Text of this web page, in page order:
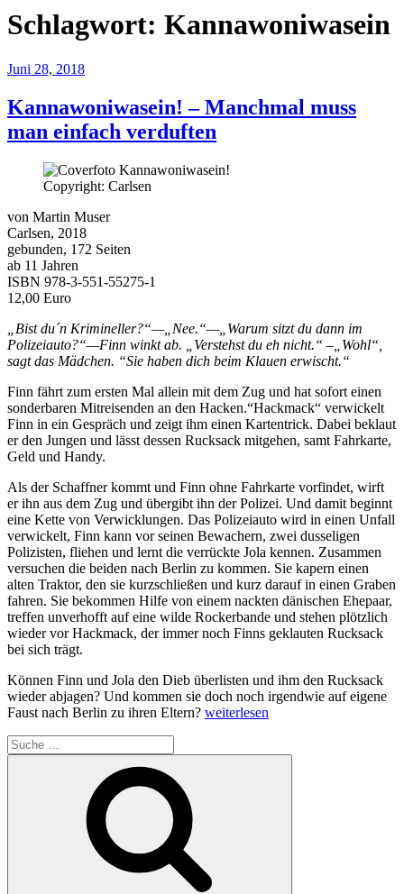
Schlagwort: Kannawoniwasein
Veröffentlicht
Juni 28, 2018
Kannawoniwasein! – Manchmal muss
man einfach verduften
Copyright: Carlsen
von Martin Muser
Carlsen, 2018
gebunden, 172 Seiten
ab 11 Jahren
ISBN 978-3-551-55275-1
12,00 Euro
„Bist du´n Krimineller?“—„Nee.“—„Warum sitzt du dann im
Polizeiauto?“—Finn winkt ab. „Verstehst du eh nicht.“ –„Wohl“,
sagt das Mädchen. “Sie haben dich beim Klauen erwischt.“
Finn fährt zum ersten Mal allein mit dem Zug und hat sofort einen
sonderbaren Mitreisenden an den Hacken.“Hackmack“ verwickelt
Finn in ein Gespräch und zeigt ihm einen Kartentrick. Dabei beklaut
er den Jungen und lässt dessen Rucksack mitgehen, samt Fahrkarte,
Geld und Handy.
Als der Schaffner kommt und Finn ohne Fahrkarte vorfindet, wirft
er ihn aus dem Zug und übergibt ihn der Polizei. Und damit beginnt
eine Kette von Verwicklungen. Das Polizeiauto wird in einen Unfall
verwickelt, Finn kann vor seinen Bewachern, zwei dusseligen
Polizisten, fliehen und lernt die verrückte Jola kennen. Zusammen
versuchen die beiden nach Berlin zu kommen. Sie kapern einen
alten Traktor, den sie kurzschließen und kurz darauf in einen Graben
fahren. Sie bekommen Hilfe von einem nackten dänischen Ehepaar,
treffen unverhofft auf eine wilde Rockerbande und stehen plötzlich
wieder vor Hackmack, der immer noch Finns geklauten Rucksack
bei sich trägt.
Können Finn und Jola den Dieb überlisten und ihm den Rucksack
wieder abjagen? Und kommen sie doch noch irgendwie auf eigene
Faust nach Berlin zu ihren Eltern? „Kannawoniwasein!
muss
weiterlesen
Suche
nach: